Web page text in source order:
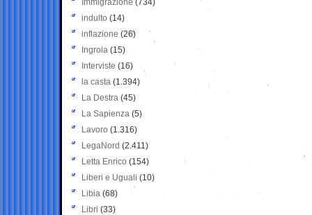
Immigrazione (734)
indulto (14)
inflazione (26)
Ingroia (15)
Interviste (16)
la casta (1.394)
La Destra (45)
La Sapienza (5)
Lavoro (1.316)
LegaNord (2.411)
Letta Enrico (154)
Liberi e Uguali (10)
Libia (68)
Libri (33)